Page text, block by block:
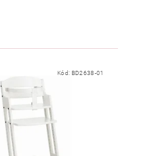
Kód: BD2638-01